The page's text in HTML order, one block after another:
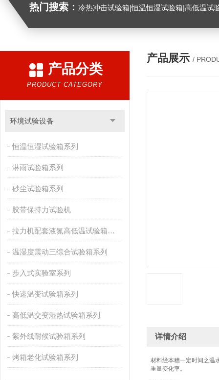
热门搜索： 冷热冲击试验箱|恒温恒湿试验箱|高低温试验箱|高低温交变试验箱|盐雾机|紫外线试验机|淋雨试验箱|臭氧试验箱|振动试
产品分类
PRODUCT CATEGORY
环境试验设备
恒温恒湿试验箱系列
淋雨试验箱系列
砂尘试验箱系列
胶带保持力试验机
拉力机配套液氮高低温试验箱系列
温湿度震动三综合试验箱系列
步入式实验室系列
快速温变试验箱系列
高低温交变湿热试验箱系列
紫外线耐候试验箱系列
烤箱老化试验箱系列
产品展示 /
详情介绍
材料经本糟一定时间之温
重量变化率。